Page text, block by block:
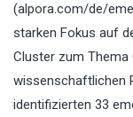
(alpora.com/de/
starken Fokus auf
Cluster zum
wissenschaftlichen
identifizierten 33